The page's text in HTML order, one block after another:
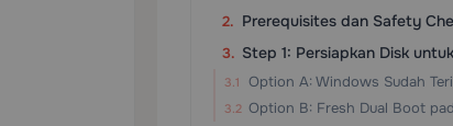
Prerequisites dan Safety
Step 1: Persiapkan Disk
Option A: Windows Sudah
Option B: Fresh Dual Boot